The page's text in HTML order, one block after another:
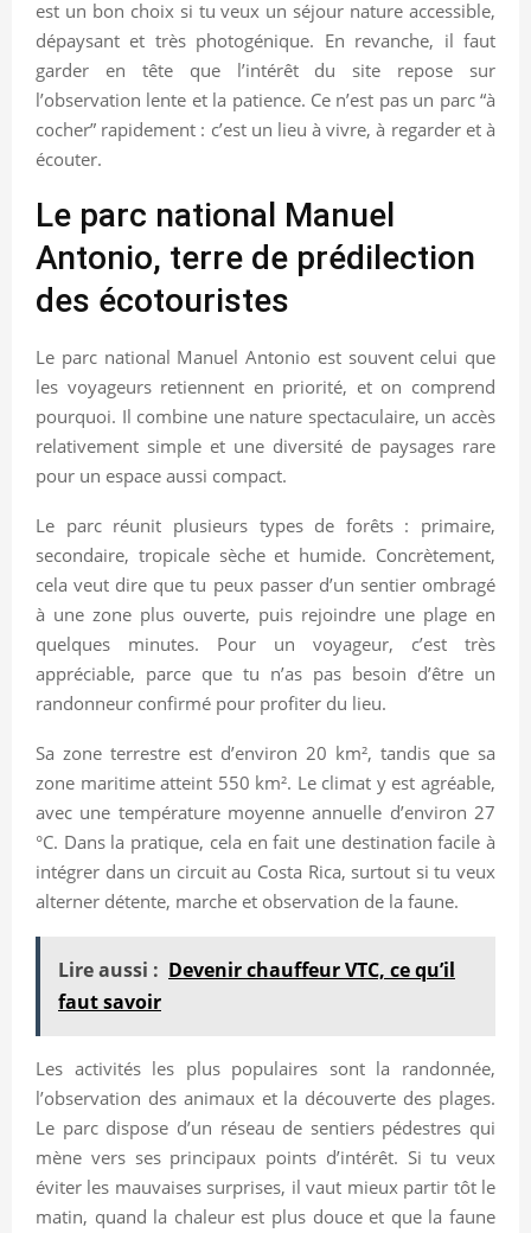
est un bon choix si tu veux un séjour nature accessible,
dépaysant et très photogénique. En revanche, il faut
garder en tête que l’intérêt du site repose sur
l’observation lente et la patience. Ce n’est pas un parc “à
cocher” rapidement : c’est un lieu à vivre, à regarder et à
écouter.
Le parc national Manuel
Antonio, terre de prédilection
des écotouristes
Le parc national Manuel Antonio est souvent celui que
les voyageurs retiennent en priorité, et on comprend
pourquoi. Il combine une nature spectaculaire, un accès
relativement simple et une diversité de paysages rare
pour un espace aussi compact.
Le parc réunit plusieurs types de forêts : primaire,
secondaire, tropicale sèche et humide. Concrètement,
cela veut dire que tu peux passer d’un sentier ombragé
à une zone plus ouverte, puis rejoindre une plage en
quelques minutes. Pour un voyageur, c’est très
appréciable, parce que tu n’as pas besoin d’être un
randonneur confirmé pour profiter du lieu.
Sa zone terrestre est d’environ 20 km², tandis que sa
zone maritime atteint 550 km². Le climat y est agréable,
avec une température moyenne annuelle d’environ 27
°C. Dans la pratique, cela en fait une destination facile à
intégrer dans un circuit au Costa Rica, surtout si tu veux
alterner détente, marche et observation de la faune.
Lire aussi : Devenir chauffeur VTC, ce qu’il
faut savoir
Les activités les plus populaires sont la randonnée,
l’observation des animaux et la découverte des plages.
Le parc dispose d’un réseau de sentiers pédestres qui
mène vers ses principaux points d’intérêt. Si tu veux
éviter les mauvaises surprises, il vaut mieux partir tôt le
matin, quand la chaleur est plus douce et que la faune